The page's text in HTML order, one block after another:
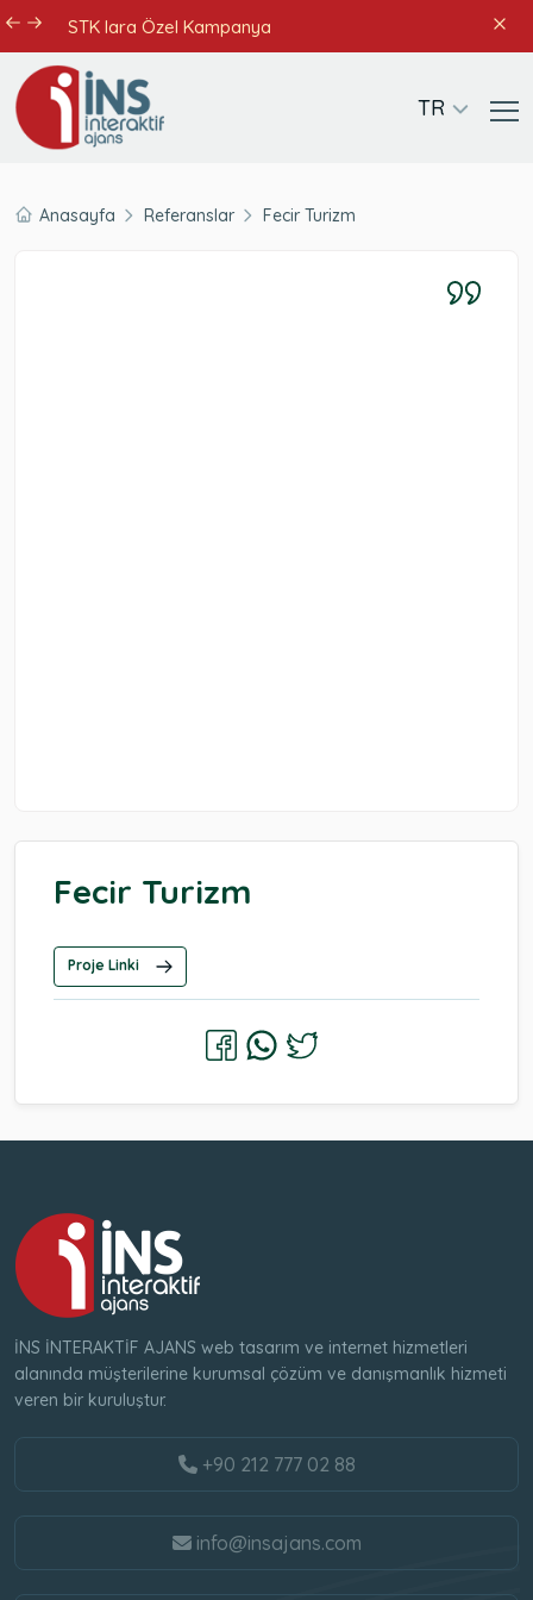
STK lara Özel Kampanya
TR
Anasayfa Referanslar Fecir Turizm
Fecir Turizm
Proje Linki
İNS İNTERAKTİF AJANS web tasarım ve internet hizmetleri
alanında müşterilerine kurumsal çözüm ve danışmanlık hizmeti
veren bir kuruluştur.
+90 212 777 02 88
info@insajans.com